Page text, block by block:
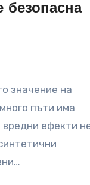
безопасна
значение на
пъти има
ефекти